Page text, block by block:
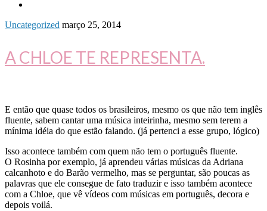
Uncategorized março 25, 2014
A CHLOE TE REPRESENTA.
E então que quase todos os brasileiros, mesmo os que não tem inglês
fluente, sabem cantar uma música inteirinha, mesmo sem terem a
mínima idéia do que estão falando. (já pertenci a esse grupo, lógico)
Isso acontece também com quem não tem o português fluente.
O Rosinha por exemplo, já aprendeu várias músicas da Adriana
calcanhoto e do Barão vermelho, mas se perguntar, são poucas as
palavras que ele consegue de fato traduzir e isso também acontece
com a Chloe, que vê vídeos com músicas em português, decora e
depois voilá.